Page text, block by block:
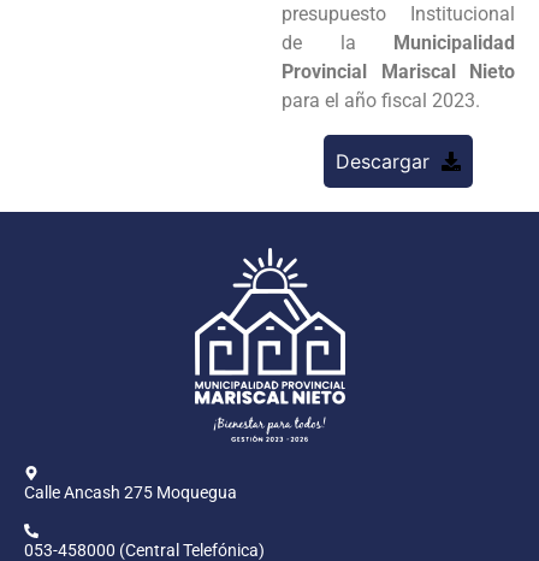
presupuesto Institucional
de la Municipalidad
Provincial Mariscal Nieto
para el año fiscal 2023.
Descargar
Calle Ancash 275 Moquegua
053-458000 (Central Telefónica)